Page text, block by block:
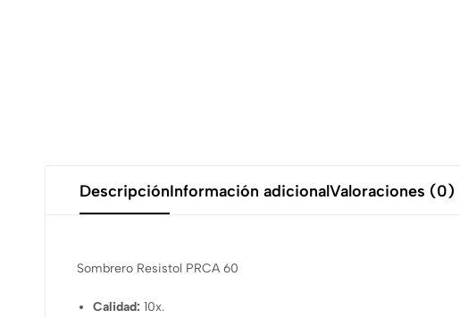
DescripciónInformación adicionalValoraciones (0)
Sombrero Resistol PRCA 60
Calidad: 10x.